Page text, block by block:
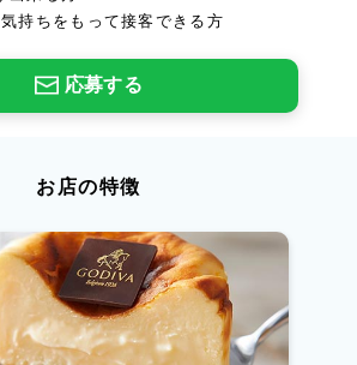
気持ちをもって接客できる方
応募する
お店の特徴